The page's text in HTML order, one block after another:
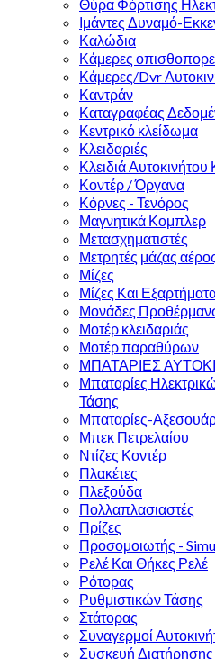
Θύρα Φόρτισης
Ιμάντες Δυναμό-
Καλώδια
Κάμερες
Κάμερες/Dvr
Καντράν
Καταγραφέας
Κεντρικό κλείδωμα
Κλειδαριές
Κλειδιά
Κοντέρ / Όργανα
Κόρνες - Τενόρος
Μαγνητικά Κομπλερ
Μετασχηματιστές
Μετρητές μάζας
Μίζες
Μίζες Και
Μονάδες
Μοτέρ κλειδαριάς
Μοτέρ παραθύρων
ΜΠΑΤΑΡΙΕΣ
Μπαταρίες
Τάσης
Μπαταρίες-
Μπεκ Πετρελαίου
Ντίζες Κοντέρ
Πλακέτες
Πλεξούδα
Πολλαπλασιαστές
Πρίζες
Προσομοιωτής -
Ρελέ Και Θήκες Ρελέ
Ρότορας
Ρυθμιστικών Τάσης
Στάτορας
Συναγερμοί
Συσκευή